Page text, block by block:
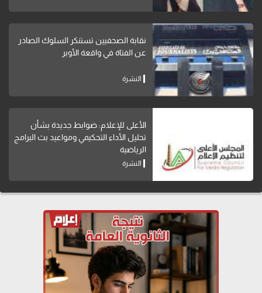
نقابة الصحفيين تستنكر السلوك الصادر
عن الفتاة في واقعة الأوبر
النشرة
الأعلى للإعلام: ضوابط جديدة بشأن
تحليل الأداء التحكيمي ومواعيد بث البرامج
الرياضية
النشرة